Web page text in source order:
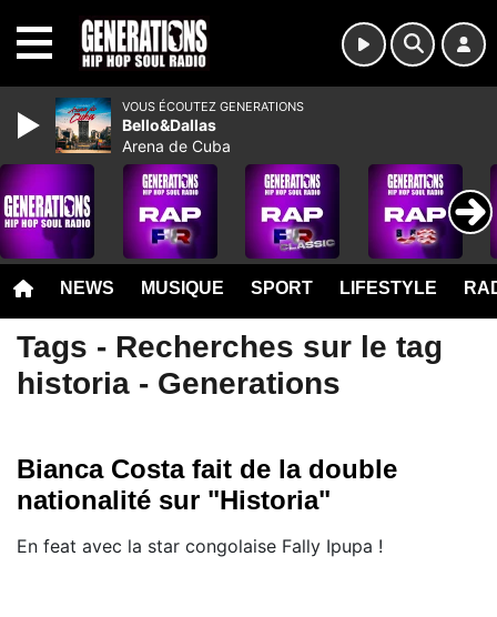
NEWS MUSIQUE SPORT LIFESTYLE
Tags - Recherches sur le tag
historia - Generations
Bianca Costa fait de la double
nationalité sur "Historia"
En feat avec la star congolaise Fally Ipupa !
VOUS ÉCOUTEZ GENERATIONS
Bello&Dallas
Arena de Cuba